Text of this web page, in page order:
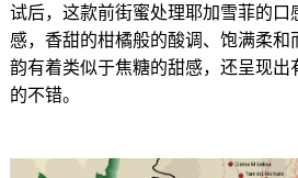
试后，这款前街蜜处理耶加雪菲的口
感，香甜的柑橘般的酸调、饱满柔和
韵有着类似于焦糖的甜感，还呈现出
的不错。